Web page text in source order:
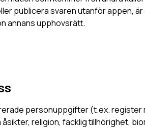
publicera svaren utanför appen,
annans upphovsrätt.
personuppgifter (t.ex. register
religion, facklig tillhörighet,